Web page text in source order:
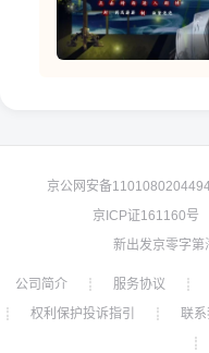
京公网安备
京ICP证161160号
新出发京零字第
公司简介 ┊ 服务协议 ┊
┊
权利保护投诉指引 ┊ 联系
┊